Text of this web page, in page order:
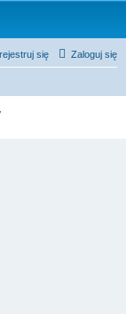
Zaloguj się
się